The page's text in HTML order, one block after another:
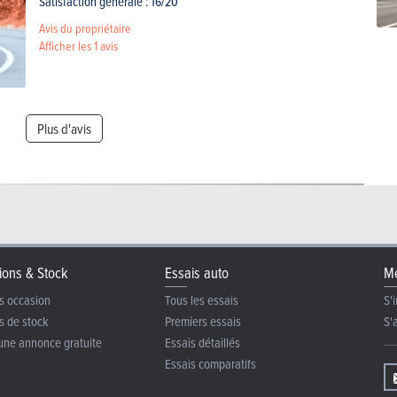
Avis du propriétaire
Afficher les1 avis
Plus d'avis
& Stock
occasion
de stock
annonce gratuite
Essais auto
Tous les essais
Premiers essais
Essais détaillés
Essais comparatifs